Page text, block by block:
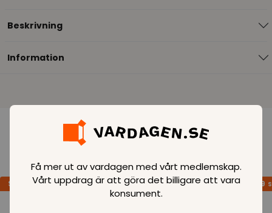
Få mer ut av vardagen med vårt medlemskap.
Vårt uppdrag är att göra det billigare att vara
konsument.
Beskrivning
Information
SPARA 99 SEK SPARA 99 SEK SPARA 99